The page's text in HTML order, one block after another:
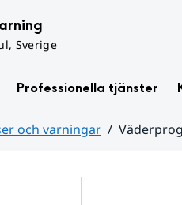
Sverige
Professionella tjänster
och varningar
för
varningar